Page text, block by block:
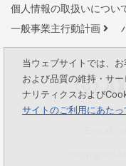
個人情報の取扱いについ
一般事業主行動計画
〒164-0012 東京都中
Copyright ©
当ウェブサイトでは、
および品質の維持・サ
ナリティクスおよび
サイトのご利用にあたっ